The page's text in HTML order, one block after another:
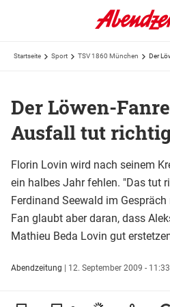
Startseite Sport TSV 1860 München
Der Löwen-
Ausfall tut
Florin Lovin wird nach seinem
ein halbes Jahr fehlen. "Das tut
Ferdinand Seewald im
Fan glaubt aber daran, dass
Mathieu Beda Lovin gut
Abendzeitung | 12. September 2009 -